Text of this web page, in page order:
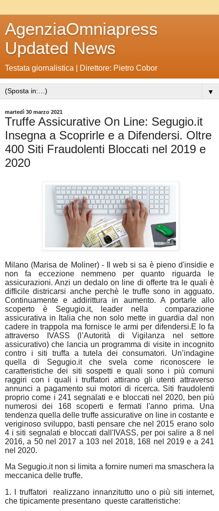
AgenziaOmniapress
Updated News
Testata giornalistica | Direttore: Pietro Cobor
▼
martedì 30 marzo 2021
Truffe Assicurative On Line: Segugio.it
Insegna a Scoprirle e a Difendersi. Oltre
400 Siti Fraudolenti Bloccati nel 2019 e
2020
Milano (Marisa de Moliner) - Il web si sa è pieno d'insidie e
non fa eccezione nemmeno per quanto riguarda le
assicurazioni. Anzi un dedalo on line di offerte tra le quali è
difficile districarsi anche perchè le truffe sono in agguato.
Continuamente e addirittura in aumento. A portarle allo
scoperto è Segugio.it, leader nella
comparazione
assicurativa in Italia che non solo mette in guardia dal non
cadere in trappola ma fornisce le armi per difendersi.E lo fa
attraverso IVASS (l’Autorità di Vigilanza nel settore
assicurativo) che lancia un programma di visite in incognito
contro i siti truffa a tutela dei consumatori. Un’indagine
quella di Segugio.it che svela come riconoscere le
caratteristiche dei siti sospetti e quali sono i più comuni
raggiri con i quali i truffatori attirano gli utenti attraverso
annunci a pagamento sui motori di ricerca. Siti fraudolenti
proprio come i 241 segnalati e e bloccati nel 2020, ben più
numerosi dei 168 scoperti e fermati l'anno prima. Una
tendenza quella delle truffe assicurative on line in costante e
veriginoso sviluppo, basti pensare che nel 2015 erano solo
4 i siti segnalati e bloccati dall'IVASS, per poi salire a 8 nel
2016, a 50 nel 2017 a 103 nel 2018, 168 nel 2019 e a 241
nel 2020.
Ma Segugio.it non si limita a fornire numeri ma smaschera la
meccanica delle truffe.
1. I truffatori
realizzano innanzitutto uno o più siti internet,
che tipicamente presentano queste caratteristiche: